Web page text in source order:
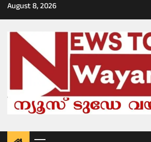
Skip
to
August 8, 2026